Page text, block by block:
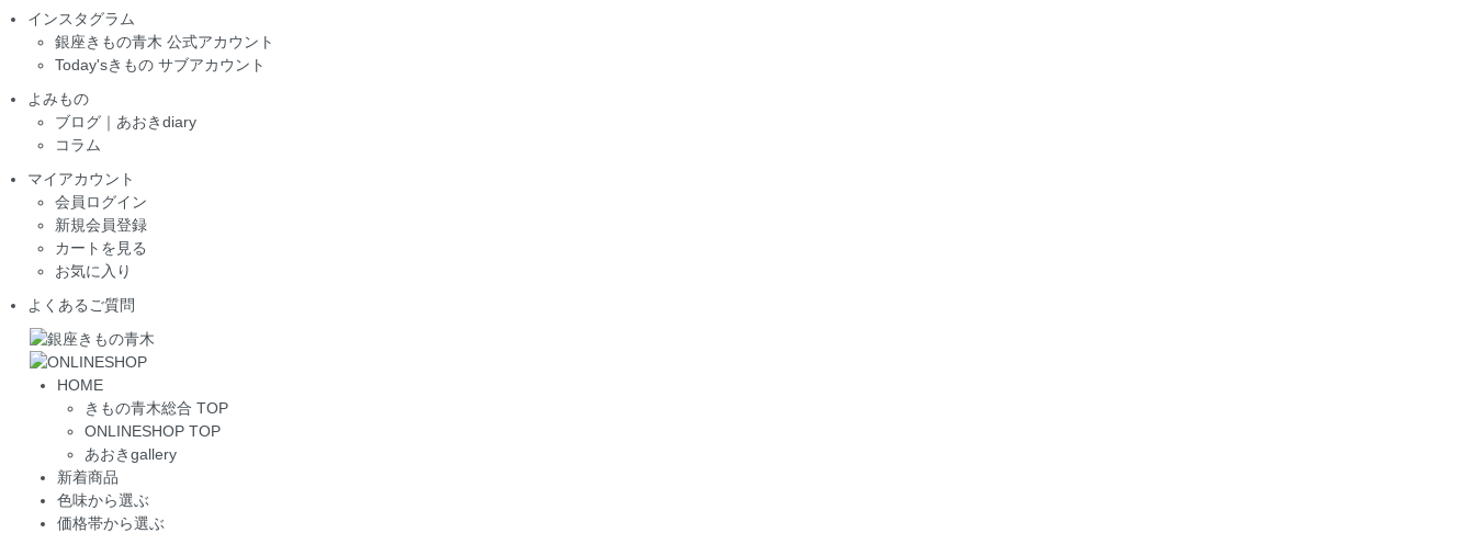
インスタグラム
銀座きもの青木 公式アカウント
Today'sきもの サブアカウント
よみもの
ブログ｜あおきdiary
コラム
マイアカウント
会員ログイン
新規会員登録
カートを見る
お気に入り
よくあるご質問
HOME
きもの青木総合 TOP
ONLINESHOP TOP
あおきgallery
新着商品
色味から選ぶ
価格帯から選ぶ